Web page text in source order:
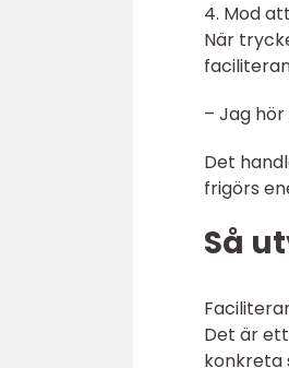
4. Mod
När
– Jag
Det
frigörs
Så
Det är
konkreta